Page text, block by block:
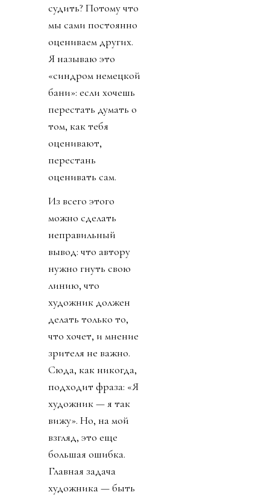
судить? Потому что
мы сами постоянно
оцениваем других.
Я называю это
«синдром немецкой
бани»: если хочешь
перестать думать о
том, как тебя
оценивают,
перестань
оценивать сам.
Из всего этого
можно сделать
неправильный
вывод: что автору
нужно гнуть свою
линию, что
художник должен
делать только то,
что хочет, и мнение
зрителя не важно.
Сюда, как никогда,
подходит фраза: «Я
художник — я так
вижу». Но, на мой
взгляд, это еще
большая ошибка.
Главная задача
художника — быть